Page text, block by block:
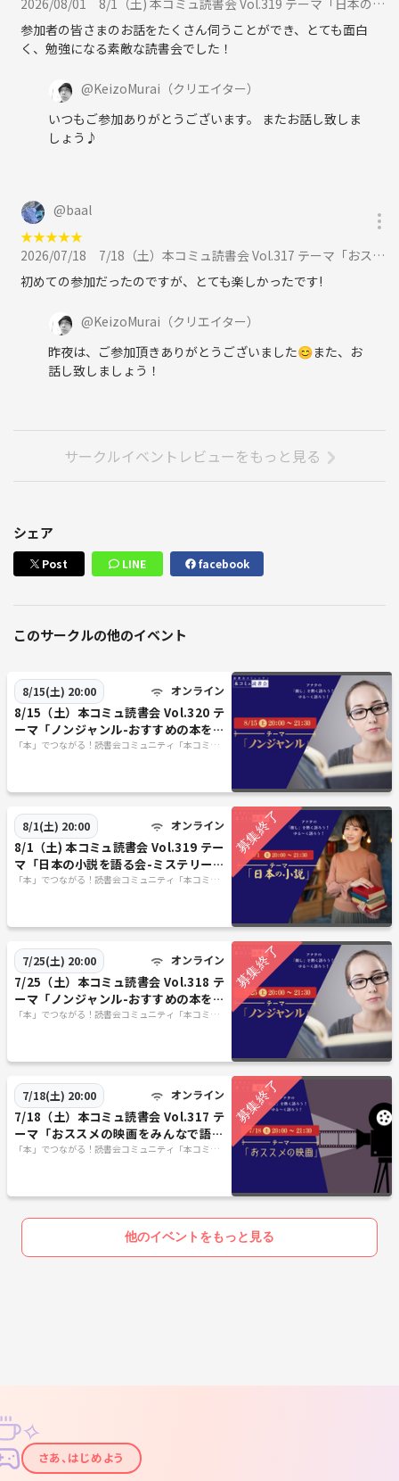
参加者の皆さまのお話をたくさん伺うことができ、とても面白
く、勉強になる素敵な読書会でした！
@KeizoMurai （クリエイター）
いつもご参加ありがとうございます。 またお話し致しま
しょう♪
@baal
★★★★★
2026/07/18
7/18（土）本コミュ読書会 Vol.317 テーマ「おススメの映画をみんなで語ろう」に参加
初めての参加だったのですが、とても楽しかったです!
@KeizoMurai （クリエイター）
昨夜は、ご参加頂きありがとうございました😊また、お
話し致しましょう！
サークルイベントレビューをもっと見る
シェア
Post LINE facebook
このサークルの他のイベント
8/15(土) 20:00 オンライン
8/15（土）本コミュ読書会 Vol.320 テ
ーマ「ノンジャンル-おすすめの本を語
る会」
「本」でつながる！読書会コミュニティ「本コミ
8/1(土) 20:00 オンライン
8/1（土) 本コミュ読書会 Vol.319 テー
マ「日本の小説を語る会-ミステリー、
恋愛、SFなどなんでもOK!」
「本」でつながる！読書会コミュニティ「本コミ
7/25(土) 20:00 オンライン
7/25（土）本コミュ読書会 Vol.318 テ
ーマ「ノンジャンル-おすすめの本を語
る会」
「本」でつながる！読書会コミュニティ「本コミ
7/18(土) 20:00 オンライン
7/18（土）本コミュ読書会 Vol.317 テ
ーマ「おススメの映画をみんなで語ろ
う」
「本」でつながる！読書会コミュニティ「本コミ
他のイベントをもっと見る
✦
✧
さあ、はじめよう